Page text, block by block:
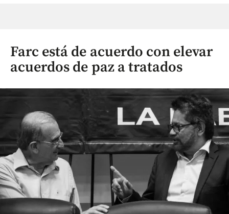
Farc está de acuerdo con elevar
acuerdos de paz a tratados